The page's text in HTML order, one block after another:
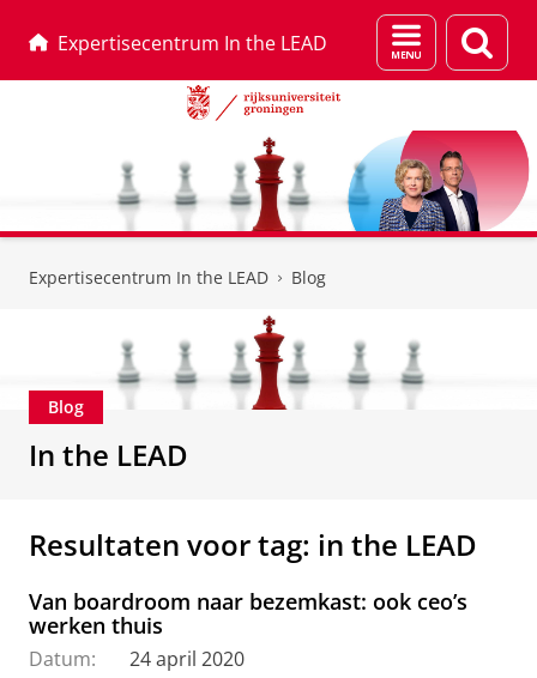
Expertisecentrum In the LEAD
Menu
en
Expertisecentrum In the LEAD Blog
Blog
In the LEAD
Resultaten voor tag: in the LEAD
Van boardroom naar bezemkast: ook ceo’s
werken thuis
Datum:
24 april 2020